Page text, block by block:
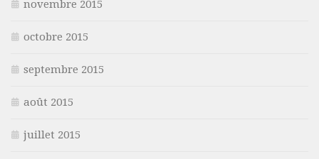
novembre 2015
octobre 2015
septembre 2015
août 2015
juillet 2015